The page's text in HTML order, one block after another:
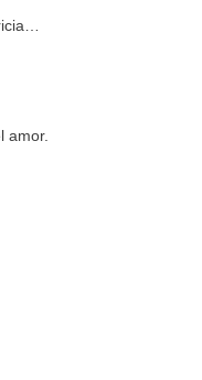
amor.